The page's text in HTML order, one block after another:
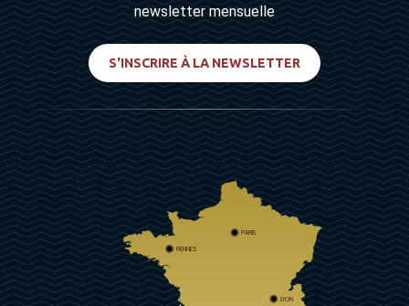
newsletter mensuelle
S'INSCRIRE À LA NEWSLETTER
PARIS
RENNES
LYON